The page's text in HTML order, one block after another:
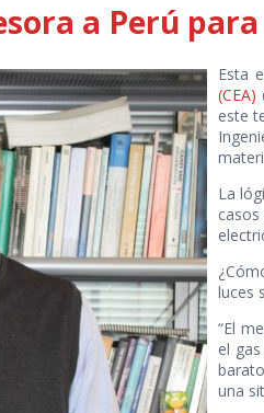
a Perú
Esta
(CEA)
este
La
luces
“El
el
una